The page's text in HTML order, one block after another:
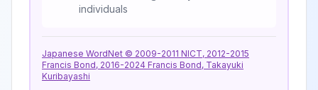
individuals
Japanese WordNet © 2009-2011 NICT, 2012-2015
Francis Bond, 2016-2024 Francis Bond, Takayuki
Kuribayashi